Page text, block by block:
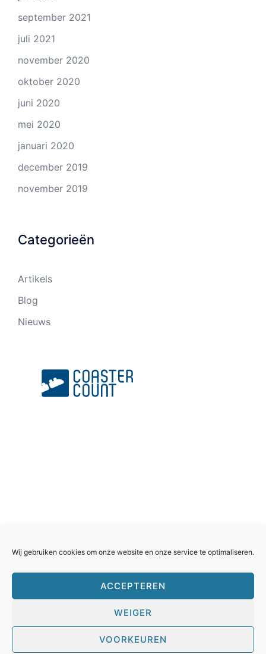
Wij gebruiken cookies om onze website en onze service te optimaliseren.
ACCEPTEREN
WEIGER
VOORKEUREN
september 2021
juli 2021
november 2020
oktober 2020
juni 2020
mei 2020
januari 2020
december 2019
november 2019
Categorieën
Artikels
Blog
Nieuws
FacebookInstagramYoutubeTwitter
Cookies
Contacteer ons